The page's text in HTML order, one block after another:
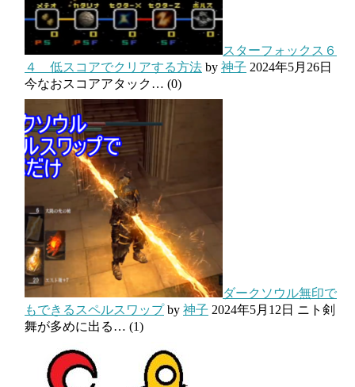
スターフォックス６
４ 低スコアでクリアする方法 by 神子 2024年5月26日
今なおスコアアタック… (0)
ダークソウル無印で
もできるスペルスワップby 神子 2024年5月12日 ニト剣
舞が多めに出る… (1)